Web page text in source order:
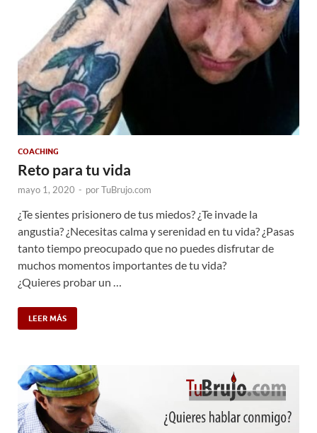
COACHING
Reto para tu vida
mayo 1, 2020 - porTuBrujo.com
¿Te sientes prisionero de tus miedos? ¿Te invade la
angustia? ¿Necesitas calma y serenidad en tu vida? ¿Pasas
tanto tiempo preocupado que no puedes disfrutar de
muchos momentos importantes de tu vida?
¿Quieres probar un …
LEER MÁS